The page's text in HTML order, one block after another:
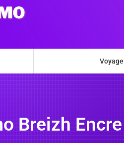
Voyage
Breizh Encre